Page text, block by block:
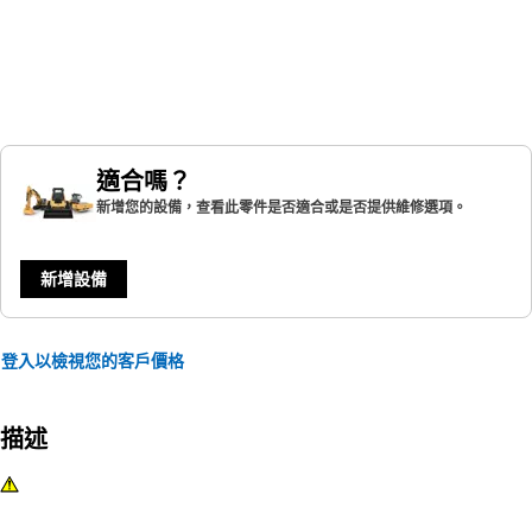
適合嗎？
新增您的設備，查看此零件是否適合或是否提供維修選項。
新增設備
登入以檢視您的客戶價格
描述